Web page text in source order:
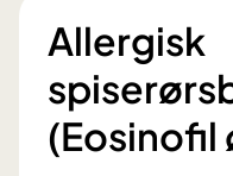
Allergisk